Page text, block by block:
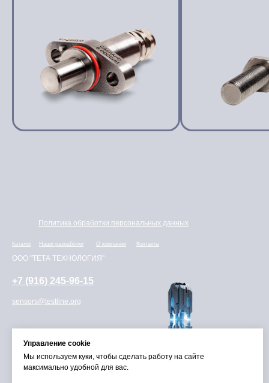
Управление cookie
Мы используем куки, чтобы сделать работу на сайте
максимально удобной для вас.
+7 (916) 245-96-15
sensors@testline.org
Каталог О компании Контакты
Наши разработки
ООО "ТЕТА ТЕХНОЛОГИЯ"
Политика обработки персональных данных